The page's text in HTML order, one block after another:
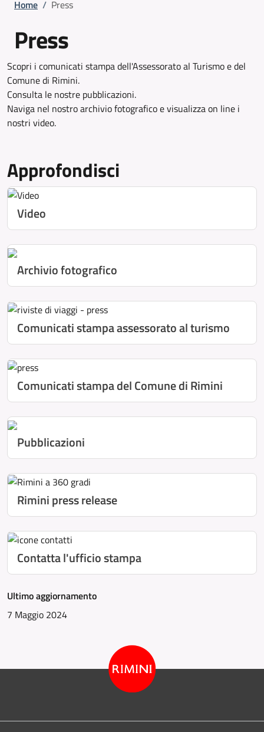
Home / Press
Press
Scopri i comunicati stampa dell'Assessorato al Turismo e del
Comune di Rimini.
Consulta le nostre pubblicazioni.
Naviga nel nostro archivio fotografico e visualizza on line i
nostri video.
Approfondisci
Video
Archivio fotografico
Comunicati stampa assessorato al turismo
Comunicati stampa del Comune di Rimini
Pubblicazioni
Rimini press release
Contatta l'ufficio stampa
Ultimo aggiornamento
7 Maggio 2024